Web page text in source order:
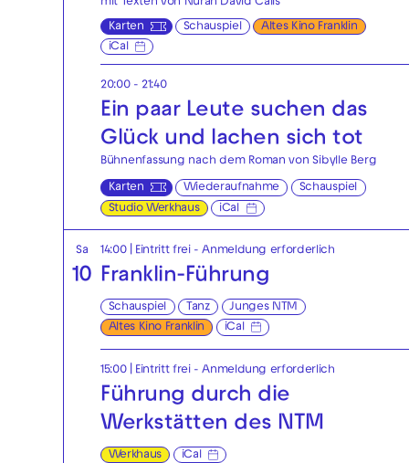
mit Texten von Nuran David Calis
Karten Schauspiel
Altes Kino Franklin
iCal
20:00 - 21:40
Ein paar Leute suchen das
Glück und lachen sich tot
Bühnenfassung nach dem Roman von Sibylle Berg
Karten Wiederaufnahme
Schauspiel
Studio Werkhaus
iCal
Sa
10
14:00| Eintritt frei - Anmeldung erforderlich
Franklin-Führung
Schauspiel Tanz
Junges NTM
Altes Kino Franklin
iCal
15:00| Eintritt frei - Anmeldung erforderlich
Führung durch die
Werkstätten des NTM
Werkhaus iCal